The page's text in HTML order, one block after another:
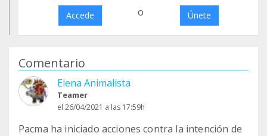
Accede o Únete
Comentario
Elena Animalista
Teamer
el 26/04/2021 a las 17:59h
Pacma ha iniciado acciones contra la intención de